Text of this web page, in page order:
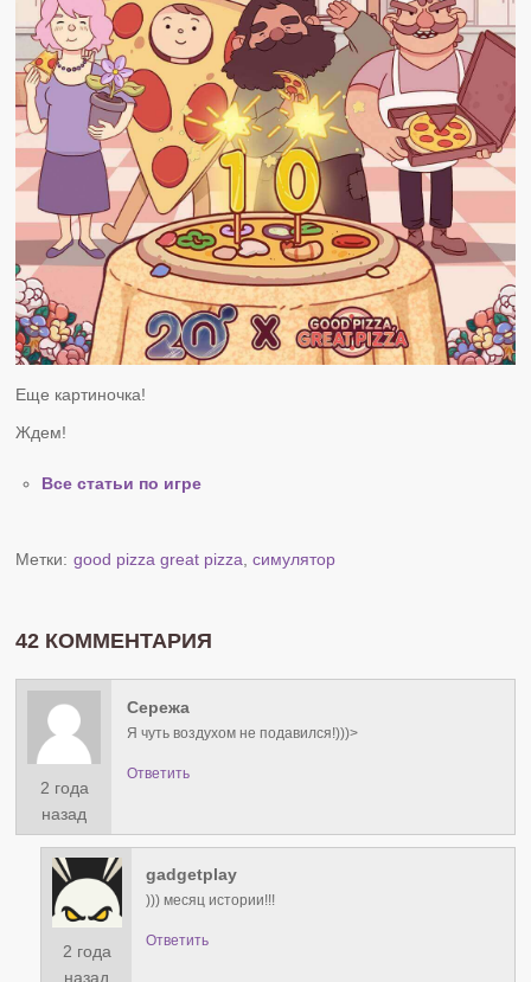
Еще картиночка!
Ждем!
Все статьи по игре
Метки: good pizza great pizza,симулятор
42 КОММЕНТАРИЯ
2 года
назад
Сережа
Я чуть воздухом не подавился!)))>
Ответить
2 года
назад
gadgetplay
))) месяц истории!!!
Ответить